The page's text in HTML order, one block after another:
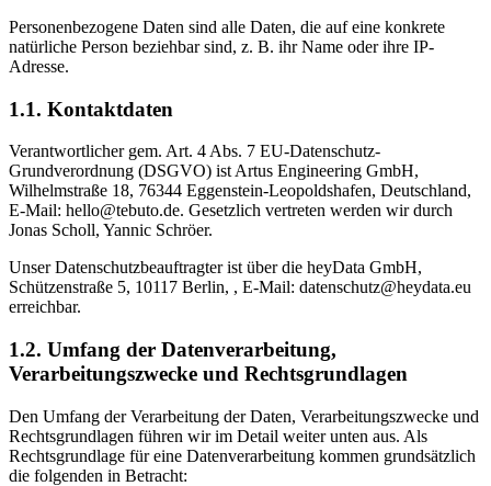
Personenbezogene Daten sind alle Daten, die auf eine konkrete
natürliche Person beziehbar sind, z. B. ihr Name oder ihre IP-
Adresse.
1.1. Kontaktdaten
Verantwortlicher gem. Art. 4 Abs. 7 EU-Datenschutz-
Grundverordnung (DSGVO) ist Artus Engineering GmbH,
Wilhelmstraße 18, 76344 Eggenstein-Leopoldshafen, Deutschland,
E-Mail: hello@tebuto.de. Gesetzlich vertreten werden wir durch
Jonas Scholl, Yannic Schröer.
Unser Datenschutzbeauftragter ist über die heyData GmbH,
Schützenstraße 5, 10117 Berlin, , E-Mail: datenschutz@heydata.eu
erreichbar.
1.2. Umfang der Datenverarbeitung,
Verarbeitungszwecke und Rechtsgrundlagen
Den Umfang der Verarbeitung der Daten, Verarbeitungszwecke und
Rechtsgrundlagen führen wir im Detail weiter unten aus. Als
Rechtsgrundlage für eine Datenverarbeitung kommen grundsätzlich
die folgenden in Betracht: